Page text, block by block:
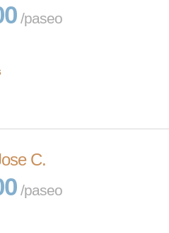
/paseo
C.
/paseo